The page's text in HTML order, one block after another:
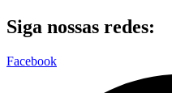
Siga nossas redes:
Facebook